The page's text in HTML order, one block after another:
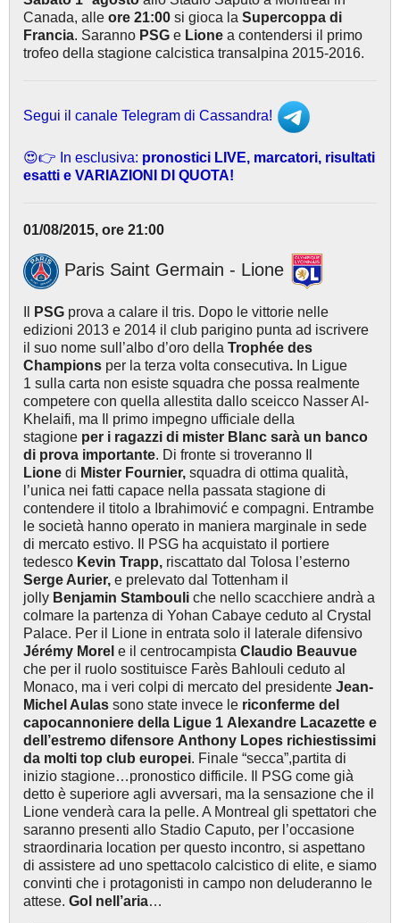
Canada, alle ore 21:00 si gioca la Supercoppa di
Francia. Saranno PSG e Lione a contendersi il primo
trofeo della stagione calcistica transalpina 2015-2016.
Segui il canale Telegram di Cassandra!
😍👉 In esclusiva: pronostici LIVE, marcatori, risultati
esatti e VARIAZIONI DI QUOTA!
01/08/2015, ore 21:00
Paris Saint Germain - Lione
PSG prova a calare il tris. Dopo le vittorie nelle
edizioni 2013 e 2014 il club parigino punta ad iscrivere
il suo nome sull’albo d’oro della Trophée des
Champions per la terza volta consecutiva. In Ligue
1 sulla carta non esiste squadra che possa realmente
competere con quella allestita dallo sceicco Nasser Al-
Khelaifi, ma Il primo impegno ufficiale della
stagione per i ragazzi di mister Blanc sarà un banco
di prova importante. Di fronte si troveranno Il
Lione di Mister Fournier, squadra di ottima qualità,
l’unica nei fatti capace nella passata stagione di
contendere il titolo a Ibrahimović e compagni. Entrambe
le società hanno operato in maniera marginale in sede
di mercato estivo. Il PSG ha acquistato il portiere
tedesco Kevin Trapp, riscattato dal Tolosa l’esterno
Serge Aurier, e prelevato dal Tottenham il
jolly Benjamin Stambouli che nello scacchiere andrà a
colmare la partenza di Yohan Cabaye ceduto al Crystal
Palace. Per il Lione in entrata solo il laterale difensivo
Jérémy Morel e il centrocampista Claudio Beauvue
che per il ruolo sostituisce Farès Bahlouli ceduto al
Monaco, ma i veri colpi di mercato del presidente Jean-
Michel Aulas sono state invece le riconferme del
capocannoniere della Ligue 1 Alexandre Lacazette e
dell’estremo difensore Anthony Lopes richiestissimi
da molti top club europei. Finale “secca”,partita di
inizio stagione…pronostico difficile. Il PSG come già
detto è superiore agli avversari, ma la sensazione che il
Lione venderà cara la pelle. A Montreal gli spettatori che
saranno presenti allo Stadio Caputo, per l’occasione
straordinaria location per questo incontro, si aspettano
di assistere ad uno spettacolo calcistico di elite, e siamo
convinti che i protagonisti in campo non deluderanno le
attese. Gol nell’aria…